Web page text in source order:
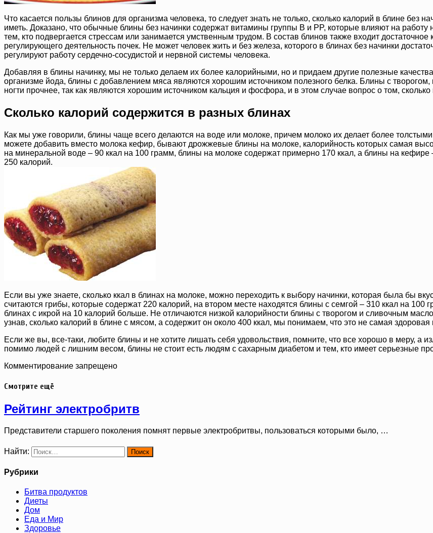
Что касается пользы блинов для организма человека, то следует знать не только, сколько калорий в блине без
иметь. Доказано, что обычные блины без начинки содержат витамины группы B и PP, которые влияют на
тем, кто подвергается стрессам или занимается умственным трудом. В состав блинов также входит
регулирующего деятельность почек. Не может человек жить и без железа, которого в блинах без начинки
регулируют работу сердечно-сосудистой и нервной системы человека.
Добавляя в блины начинку, мы не только делаем их более калорийными, но и придаем другие полезные
организме йода, блины с добавлением мяса являются хорошим источником полезного белка. Блины с
ногти прочнее, так как являются хорошим источником кальция и фосфора, и в этом случае вопрос о том,
Сколько калорий содержится в разных блинах
Как мы уже говорили, блины чаще всего делаются на воде или молоке, причем молоко их делает более
можете добавить вместо молока кефир, бывают дрожжевые блины на молоке, калорийность которых самая
на минеральной воде – 90 ккал на 100 грамм, блины на молоке содержат примерно 170 ккал, а блины на кефире
250 калорий.
Если вы уже знаете, сколько ккал в блинах на молоке, можно переходить к выбору начинки, которая была бы
считаются грибы, которые содержат 220 калорий, на втором месте находятся блины с семгой – 310 ккал на 100
блинах с икрой на 10 калорий больше. Не отличаются низкой калорийности блины с творогом и сливочным
узнав, сколько калорий в блине с мясом, а содержит он около 400 ккал, мы понимаем, что это не самая
Если же вы, все-таки, любите блины и не хотите лишать себя удовольствия, помните, что все хорошо в меру, а
помимо людей с лишним весом, блины не стоит есть людям с сахарным диабетом и тем, кто имеет серьезные
Комментирование запрещено
Смотрите ещё
Рейтинг электробритв
Представители старшего поколения помнят первые электробритвы, пользоваться которыми было, …
Найти:
Рубрики
Битва продуктов
Диеты
Дом
Еда и Мир
Здоровье